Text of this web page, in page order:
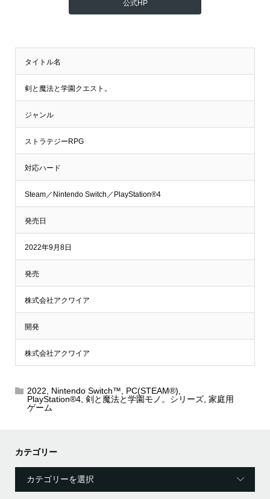
公式HP
タイトル名
剣と魔法と学園クエスト。
ジャンル
ストラテジーRPG
対応ハード
Steam／Nintendo Switch／PlayStation®4
発売日
2022年9月8日
発売
株式会社アクワイア
開発
株式会社アクワイア
2022, Nintendo Switch™, PC(STEAM®),
PlayStation®4, 剣と魔法と学園モノ。シリーズ, 家庭用
ゲーム
カテゴリー